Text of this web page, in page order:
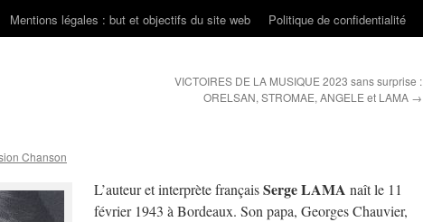
Mentions légales : but et objectifs du site web Politique de confidentialité
VICTOIRES DE LA MUSIQUE 2023 sans surprise :
ORELSAN, STROMAE, ANGELE et LAMA →
Chanson
L’auteur et interprète françaisSerge LAMA naît le 11
février 1943 à Bordeaux. Son papa, Georges Chauvier,